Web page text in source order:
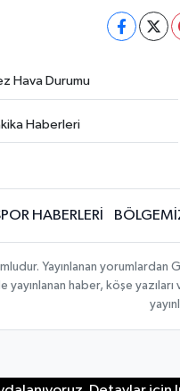
Hava Durumu
Haberleri
HABERLERİ
Yayınlanan
haber, köşe